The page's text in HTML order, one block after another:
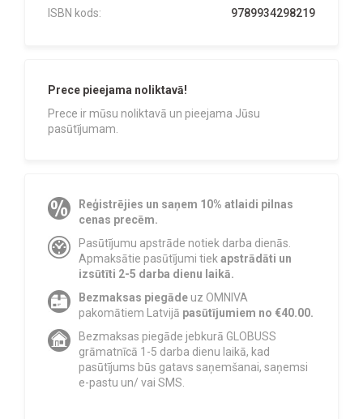
ISBN kods: 9789934298219
Prece pieejama noliktavā!
Prece ir mūsu noliktavā un pieejama Jūsu
pasūtījumam.
Reģistrējies un saņem 10% atlaidi pilnas
cenas precēm.
Pasūtījumu apstrāde notiek darba dienās.
Apmaksātie pasūtījumi tiek apstrādāti un
izsūtīti 2-5 darba dienu laikā.
Bezmaksas piegādeuz OMNIVA
pakomātiem Latvijā pasūtījumiem no €40.00.
Bezmaksas piegāde jebkurā GLOBUSS
grāmatnīcā 1-5 darba dienu laikā, kad
pasūtījums būs gatavs saņemšanai, saņemsi
e-pastu un/ vai SMS.